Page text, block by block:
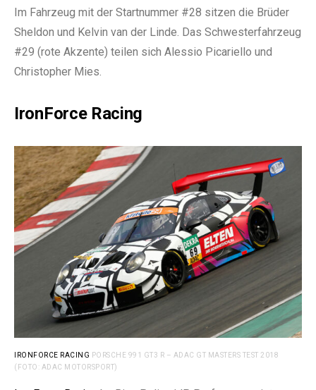
Im Fahrzeug mit der Startnummer #28 sitzen die Brüder
Sheldon und Kelvin van der Linde. Das Schwesterfahrzeug
#29 (rote Akzente) teilen sich Alessio Picariello und
Christopher Mies.
IronForce Racing
IRONFORCE RACING PORSCHE 991 GT3 R – ADAC GT MASTERS TEST 2018
(FOTO: ADAC MOTORSPORT)